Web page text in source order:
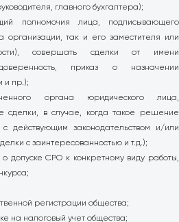
главного бухгалтера);
полномочия лица, подписывающего
организации, так и его заместителя или
совершать сделки от имени
приказ о назначении
и пр.);
органа юридического лица,
сделки, в случае, когда такое решение
с действующим законодательством и/или
с заинтересованностью и т.д.);
о допуске СРО к конкретному виду работы,
регистрации общества;
на налоговый учет общества;